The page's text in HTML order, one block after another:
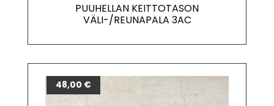
PUUHELLAN KEITTOTASON
VÄLI-/REUNAPALA 3AC
48,00 €